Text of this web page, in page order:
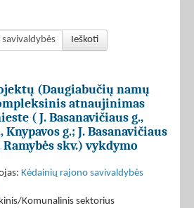
Ieškoti
(Daugiabučių namų
atnaujinimas
( J. Basanavičiaus g.,
Knypavos g.; J. Basanavičiaus
Ramybės skv.) vykdymo
Kėdainių rajono savivaldybės
Komunalinis sektorius